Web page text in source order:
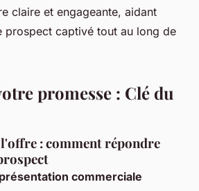
claire et engageante, aidant
prospect captivé tout au long de
promesse : Clé du
: comment répondre
présentation commerciale